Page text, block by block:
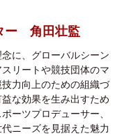
ー 角田壮監
に、グローバルシーン
リートや競技団体のマ
力向上のための組織づ
な効果を生み出すため
ーツプロデューサー、
ニーズを見据えた魅力